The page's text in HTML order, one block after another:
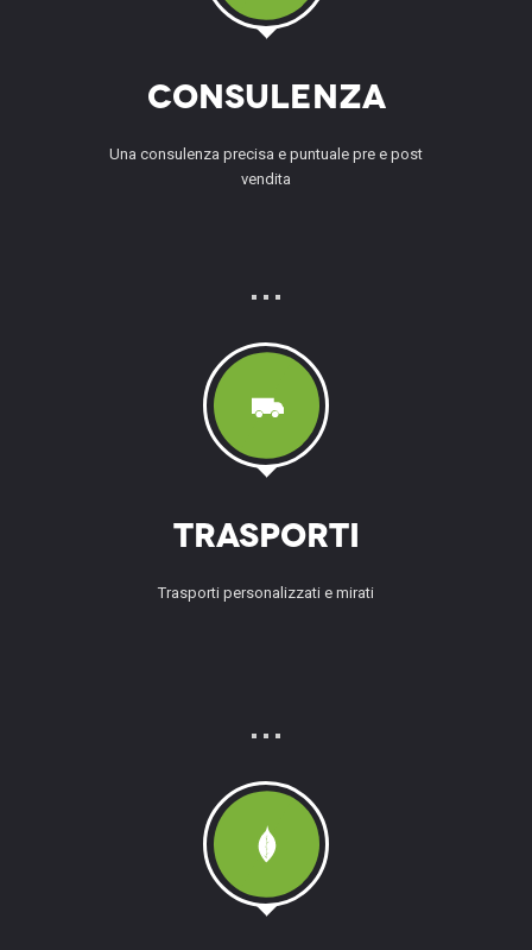
Consulenza
Una consulenza precisa e puntuale pre e post
vendita
Trasporti
Trasporti personalizzati e mirati